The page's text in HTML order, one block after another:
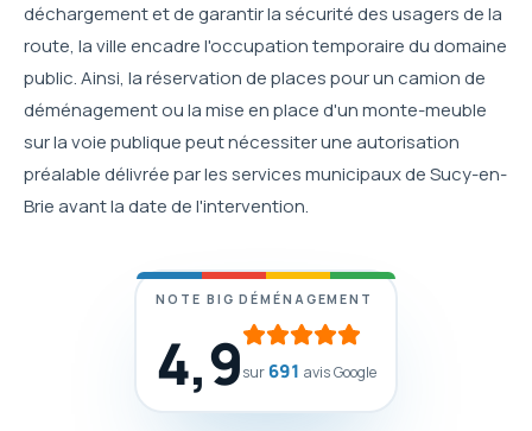
déchargement et de garantir la sécurité des usagers de la
route, la ville encadre l'occupation temporaire du domaine
public. Ainsi, la réservation de places pour un camion de
déménagement ou la mise en place d'un monte-meuble
sur la voie publique peut nécessiter une autorisation
préalable délivrée par les services municipaux de Sucy-en-
Brie avant la date de l'intervention.
NOTE BIG DÉMÉNAGEMENT
4,9sur691 avis Google